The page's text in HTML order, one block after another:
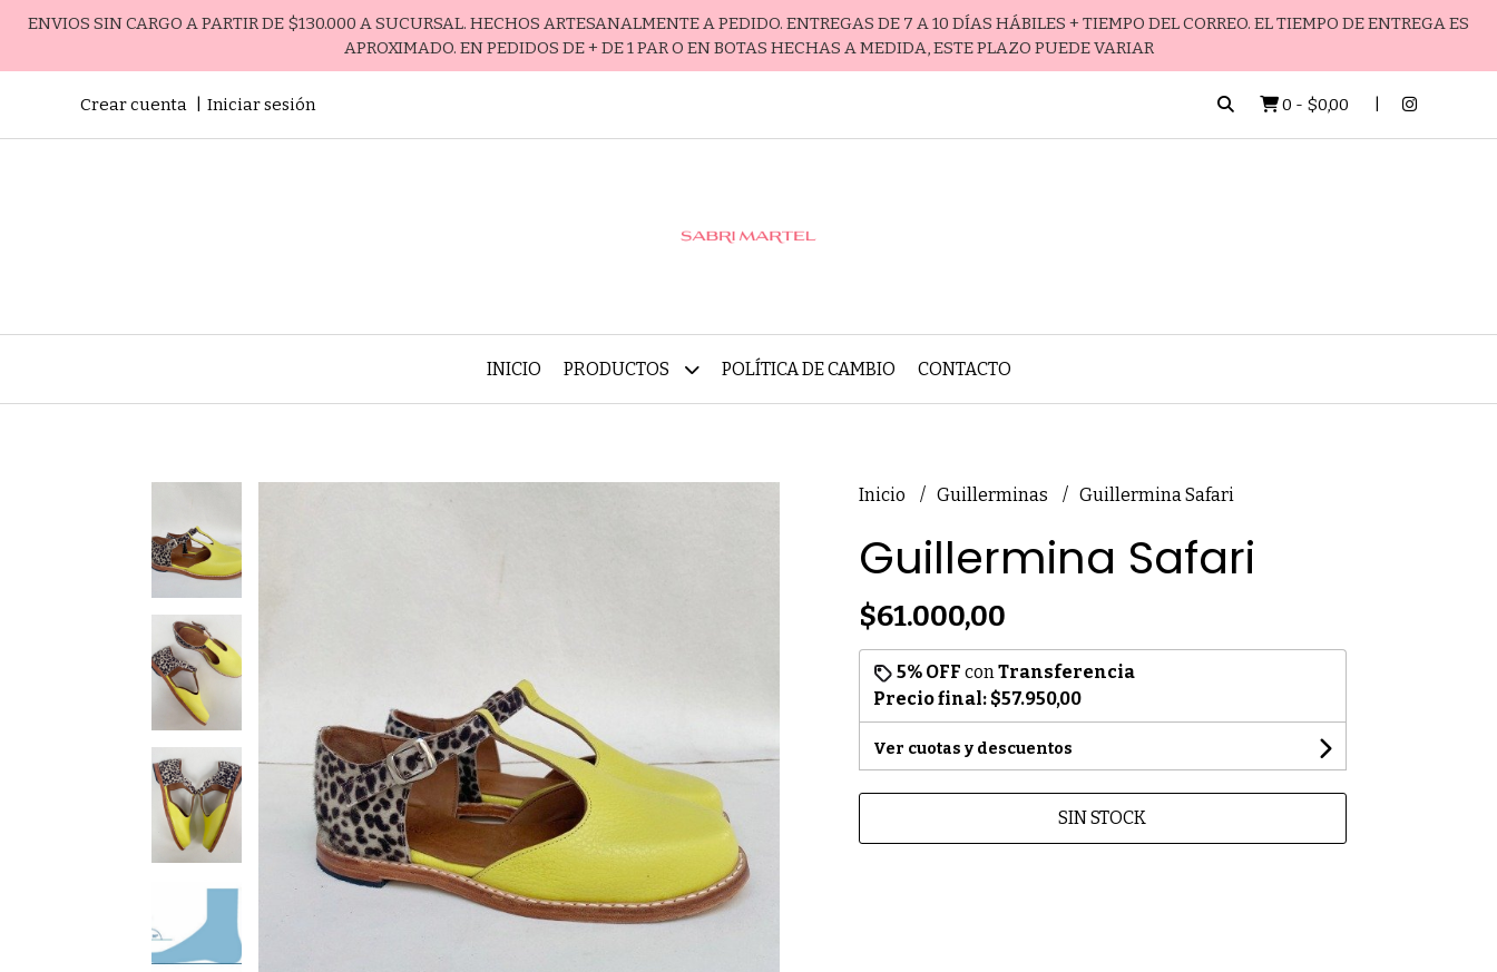
ENVIOS SIN CARGO A PARTIR DE $130.000 A SUCURSAL. HECHOS ARTESANALMENTE A PEDIDO. ENTREGAS DE 7 A 10 DÍAS HÁBILES + TIEMPO DEL CORREO. EL TIEMPO DE ENTREGA ES
APROXIMADO. EN PEDIDOS DE + DE 1 PAR O EN BOTAS HECHAS A MEDIDA, ESTE PLAZO PUEDE VARIAR
Crear cuenta Iniciar sesión 0 - $0,00
INICIO PRODUCTOS POLÍTICA DE CAMBIO CONTACTO
Inicio Guillerminas Guillermina Safari
Guillermina Safari
$61.000,00
5% OFF conTransferencia
Precio final: $57.950,00
Ver cuotas y descuentos
SIN STOCK